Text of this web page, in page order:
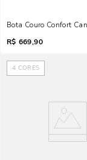
Bota Couro Confort
R$ 669,90
4 CORES